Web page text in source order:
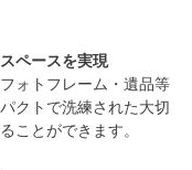
ペースを実現
ォトフレーム・遺品等
クトで洗練された大切
ことができます。